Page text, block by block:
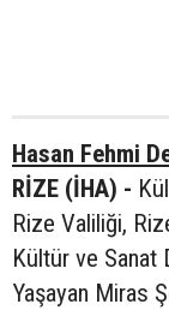
Hasan Fehmi
RİZE (İHA) -
Rize Valiliği,
Kültür ve Sanat
Yaşayan Miras